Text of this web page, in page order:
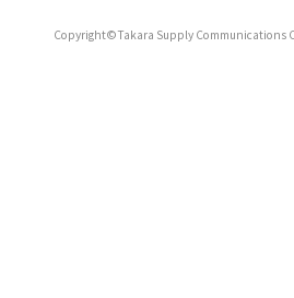
Copyright©Takara Supply Communications